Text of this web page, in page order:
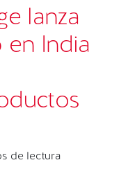
lanza
en India
de lectura